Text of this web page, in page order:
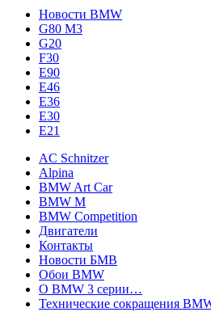
Новости BMW
G80 M3
G20
F30
E90
E46
E36
E30
E21
AC Schnitzer
Alpina
BMW Art Car
BMW M
BMW Competition
Двигатели
Контакты
Новости БМВ
Обои BMW
О BMW 3 серии…
Технические сокращения